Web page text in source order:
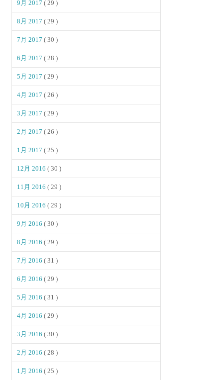
9月 2017( 29 )
8月 2017( 29 )
7月 2017( 30 )
6月 2017( 28 )
5月 2017( 29 )
4月 2017( 26 )
3月 2017( 29 )
2月 2017( 26 )
1月 2017( 25 )
12月 2016( 30 )
11月 2016( 29 )
10月 2016( 29 )
9月 2016( 30 )
8月 2016( 29 )
7月 2016( 31 )
6月 2016( 29 )
5月 2016( 31 )
4月 2016( 29 )
3月 2016( 30 )
2月 2016( 28 )
1月 2016( 25 )